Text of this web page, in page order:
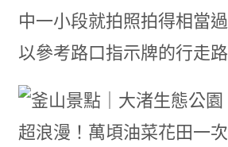
中一小段就拍照拍得相當
以參考路口指示牌的行走